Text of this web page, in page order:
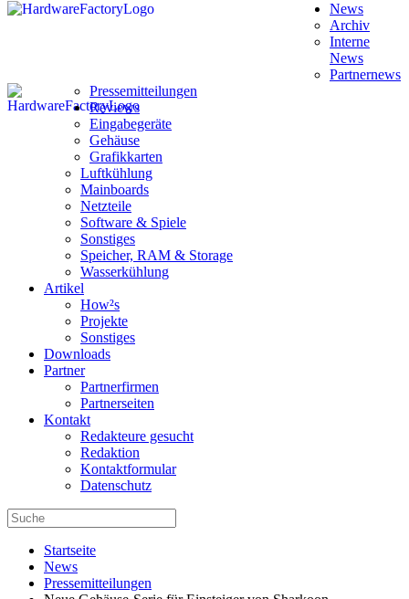
News
Archiv
Interne
News
Partnernews
Pressemitteilungen
Reviews
Eingabegeräte
Gehäuse
Grafikkarten
Luftkühlung
Mainboards
Netzteile
Software & Spiele
Sonstiges
Speicher, RAM & Storage
Wasserkühlung
Artikel
How²s
Projekte
Sonstiges
Downloads
Partner
Partnerfirmen
Partnerseiten
Kontakt
Redakteure gesucht
Redaktion
Kontaktformular
Datenschutz
Startseite
News
Pressemitteilungen